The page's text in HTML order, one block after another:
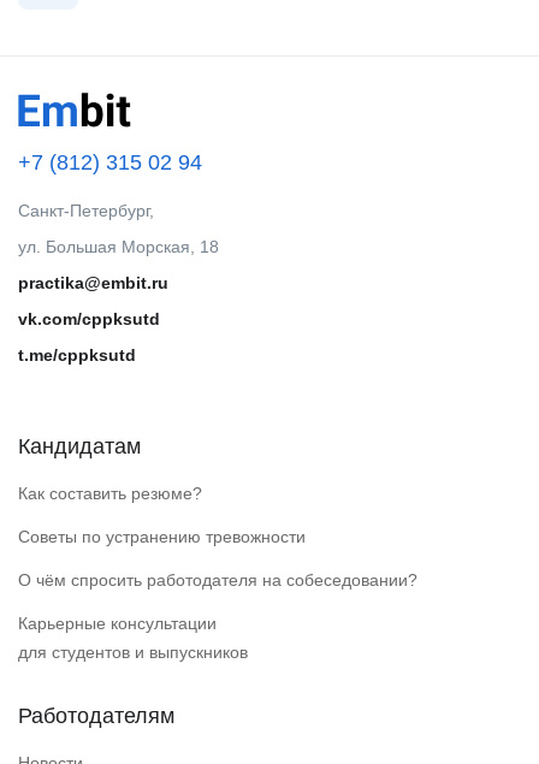
+7 (812) 315 02 94
Санкт-Петербург,
ул. Большая Морская, 18
practika@embit.ru
vk.com/cppksutd
t.me/cppksutd
Кандидатам
Как составить резюме?
Советы по устранению тревожности
О чём спросить работодателя на собеседовании?
Карьерные консультации
для студентов и выпускников
Работодателям